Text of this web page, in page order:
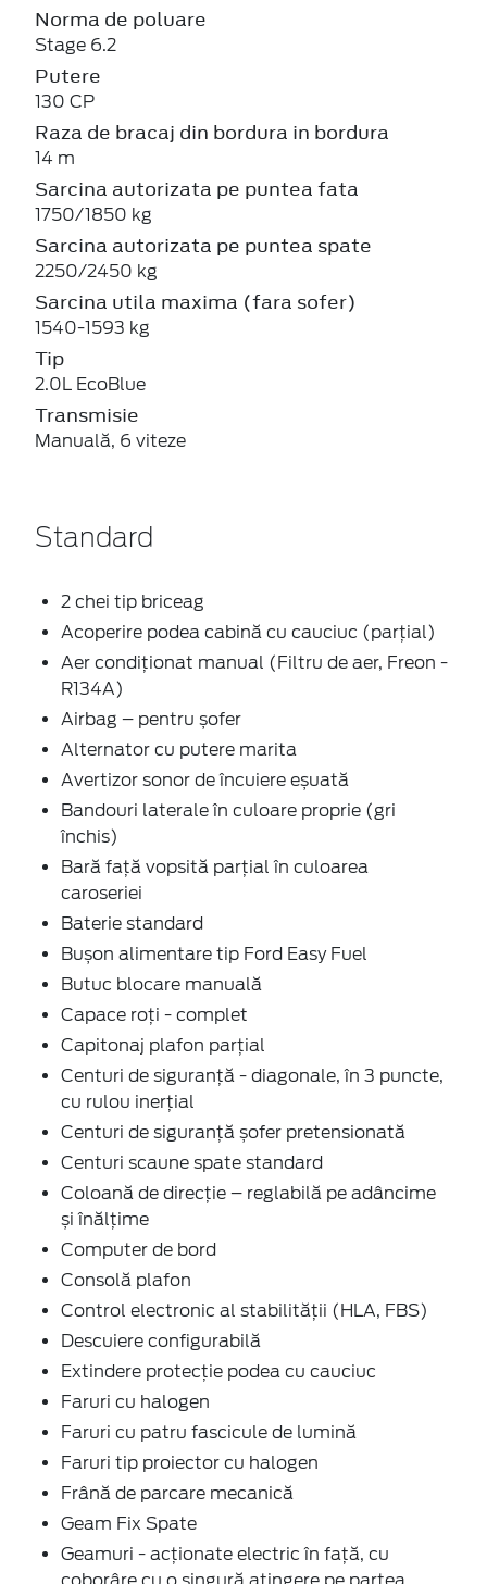
Norma de poluare
Stage 6.2
Putere
130 CP
Raza de bracaj din bordura in bordura
14 m
Sarcina autorizata pe puntea fata
1750/1850 kg
Sarcina autorizata pe puntea spate
2250/2450 kg
Sarcina utila maxima (fara sofer)
1540-1593 kg
Tip
2.0L EcoBlue
Transmisie
Manuală, 6 viteze
Standard
2 chei tip briceag
Acoperire podea cabină cu cauciuc (parțial)
Aer condiţionat manual (Filtru de aer, Freon -
R134A)
Airbag – pentru șofer
Alternator cu putere marita
Avertizor sonor de încuiere eșuată
Bandouri laterale în culoare proprie (gri
închis)
Bară față vopsită parțial în culoarea
caroseriei
Baterie standard
Bușon alimentare tip Ford Easy Fuel
Butuc blocare manuală
Capace roți - complet
Capitonaj plafon parţial
Centuri de siguranţă - diagonale, în 3 puncte,
cu rulou inerţial
Centuri de siguranţă șofer pretensionată
Centuri scaune spate standard
Coloană de direcție – reglabilă pe adâncime
și înălțime
Computer de bord
Consolă plafon
Control electronic al stabilității (HLA, FBS)
Descuiere configurabilă
Extindere protecție podea cu cauciuc
Faruri cu halogen
Faruri cu patru fascicule de lumină
Faruri tip proiector cu halogen
Frână de parcare mecanică
Geam Fix Spate
Geamuri - acţionate electric în faţă, cu